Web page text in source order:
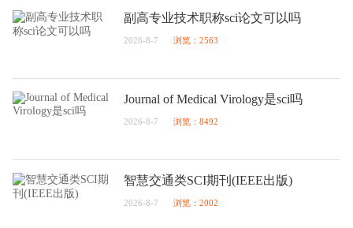
副高专业技术职称sci论文可以吗
2026-8-7 浏览：2563
Journal of Medical Virology是sci吗
2026-8-7 浏览：8492
智慧交通类SCI期刊(IEEE出版)
2026-8-7 浏览：2002